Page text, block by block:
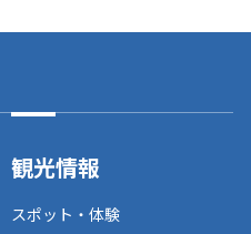
観光情報
スポット・体験